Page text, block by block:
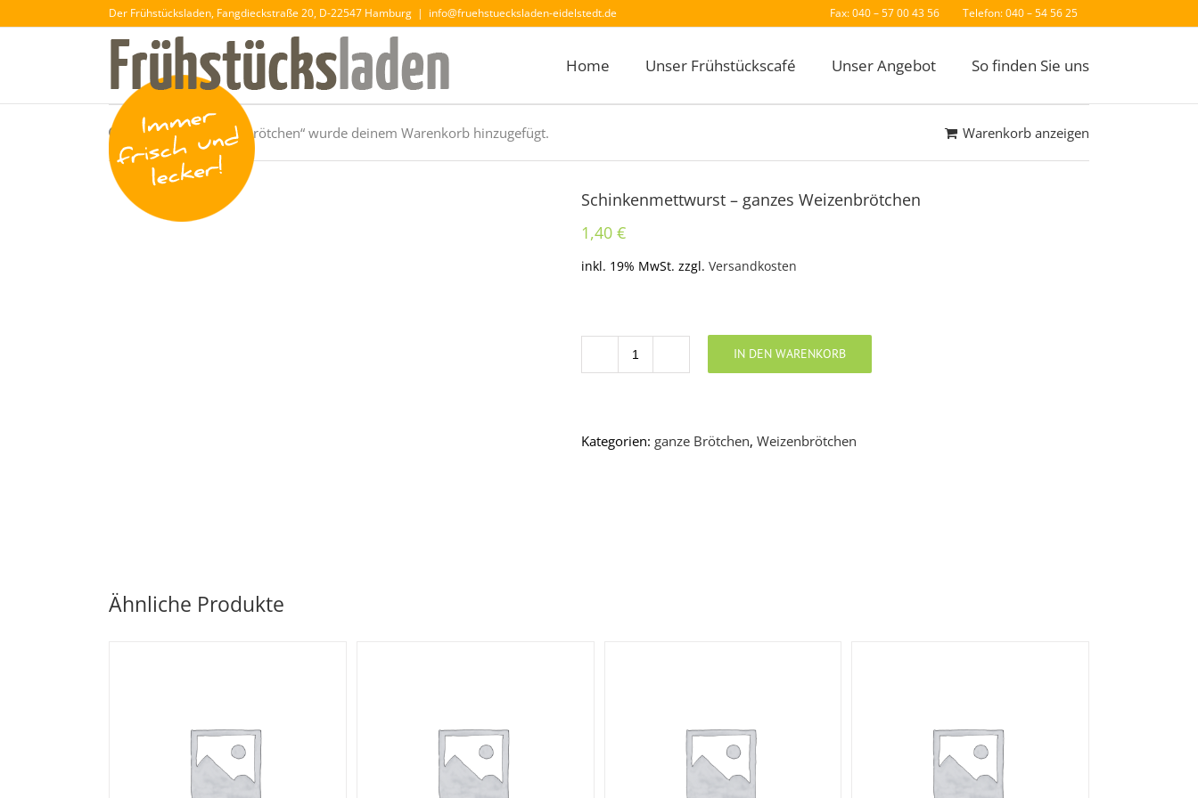
Der Frühstücksladen, Fangdieckstraße 20, D-22547 Hamburg | info@fruehstuecksladen-eidelstedt.de Fax: 040 – 57 00 43 56 Telefon: 040 – 54 56 25
Home Unser Frühstückscafé Unser Angebot So finden Sie uns
Warenkorb anzeigen
„Ei – ganzes Weizenbrötchen“ wurde deinem Warenkorb hinzugefügt.
Schinkenmettwurst – ganzes Weizenbrötchen
1,40 €
inkl. 19% MwSt. zzgl. Versandkosten
Anzahl
IN DEN WARENKORB
Kategorien: ganze Brötchen, Weizenbrötchen
Ähnliche Produkte